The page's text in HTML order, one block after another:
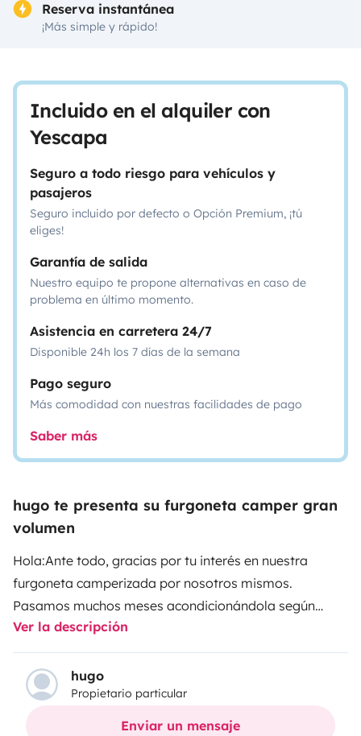
Reserva instantánea
¡Más simple y rápido!
Incluido en el alquiler con
Yescapa
Seguro a todo riesgo para vehículos y
pasajeros
Seguro incluido por defecto o Opción Premium, ¡tú
eliges!
Garantía de salida
Nuestro equipo te propone alternativas en caso de
problema en último momento.
Asistencia en carretera 24/7
Disponible 24h los 7 días de la semana
Pago seguro
Más comodidad con nuestras facilidades de pago
Saber más
hugo te presenta su furgoneta camper gran
volumen
Hola:Ante todo, gracias por tu interés en nuestra
furgoneta camperizada por nosotros mismos.
Pasamos muchos meses acondicionándola según
nuestros gustos y necesidades, y esperamos que
también te encante.Nos gusta muchísimo y la usamos
de vez en cuando, así que… ¡que la disfrute más
gente!Hemos intentado describirla con el mayor
detalle posible, pero no dudes en contactarnos si
Ver la descripción
hugo
Propietario particular
Enviar un mensaje